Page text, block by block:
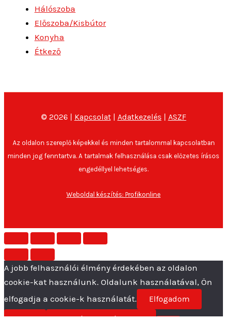
Hálószoba
Előszoba/Kisbútor
Konyha
Étkező
© 2026 | Kapcsolat| Adatkezelés | ASZF
Az oldalon szereplő képekkel és minden tartalommal kapcsolatban
minden jog fenntartva. A tartalmak felhasználása csak előzetes írásos
engedéllyel lehetséges.
Weboldal készítés: Profikonline
A jobb felhasználói élmény érdekében az oldalon
cookie-kat használunk. Oldalunk használatával, Ön
elfogadja a cookie-k használatát.
Elfogadom
Nem Adatvédelmi irányelvek